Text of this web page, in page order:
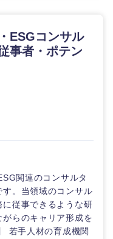
ESGコンサル
事者・ポテン
関連のコンサルタ
。当領域のコンサル
従事できるような研
らのキャリア形成を
若手人材の育成機関